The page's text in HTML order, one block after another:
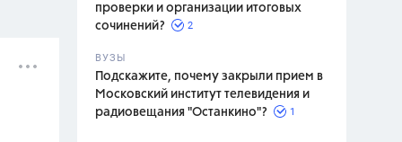
проверки и организации итоговых
сочинений?
2
ВУЗЫ
Подскажите, почему закрыли прием в
Московский институт телевидения и
радиовещания "Останкино"?
1